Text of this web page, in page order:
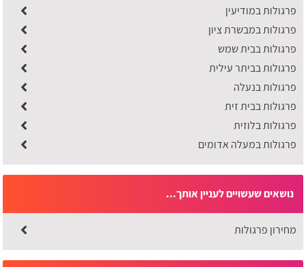
פרגולות במודיעין
פרגולות במבשרת ציון
פרגולות בבית שמש
פרגולות בביתר עילית
פרגולות בנעלה
פרגולות בבית זית
פרגולות בלוזית
פרגולות במעלה אדומים
נושאים שעשויים לעניין אותך...
מחירון פרגולות